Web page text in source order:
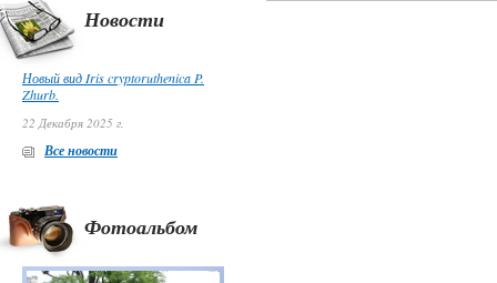
Новости
Новый вид Iris cryptoruthenica P.
Zhurb.
22 Декабря 2025 г.
Все новости
Фотоальбом